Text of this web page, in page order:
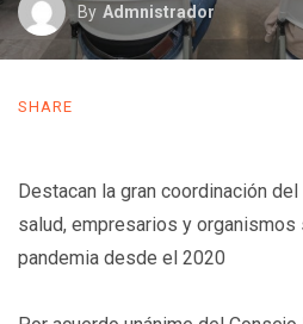
By Admnistrador
SHARE
Destacan la gran coordinación
salud, empresarios y
pandemia desde el 2020